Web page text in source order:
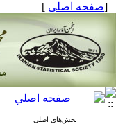
[صفحه اصلی ]
بخش‌های اصلی